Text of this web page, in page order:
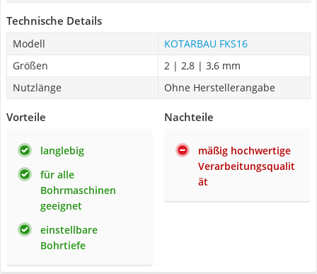
Technische Details
Modell
KOTARBAU FKS16
Größen
2 | 2,8 | 3,6 mm
Nutzlänge
Ohne Herstellerangabe
Vorteile
langlebig
für alle
Bohrmaschinen
geeignet
einstellbare
Bohrtiefe
Nachteile
mäßig hochwertige
Verarbeitungsqualit
ät